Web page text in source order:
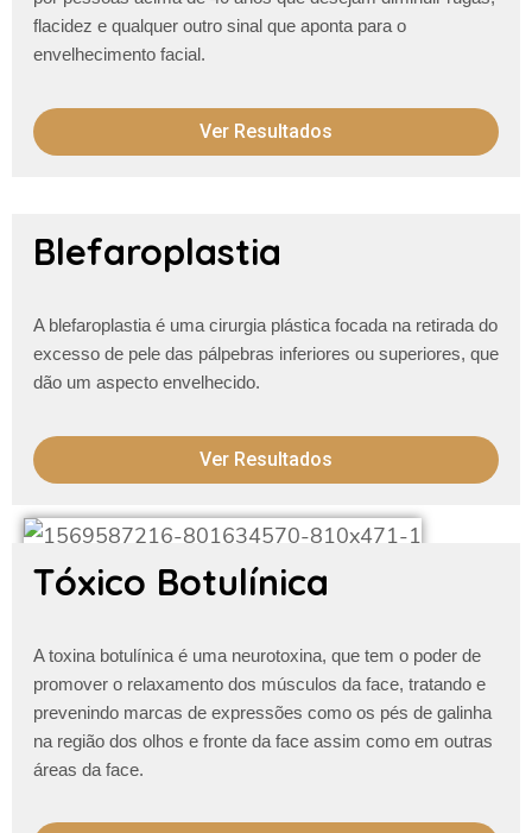
flacidez e qualquer outro sinal que aponta para o
envelhecimento facial.
Ver Resultados
Blefaroplastia
A blefaroplastia é uma cirurgia plástica focada na retirada do
excesso de pele das pálpebras inferiores ou superiores, que
dão um aspecto envelhecido.
Ver Resultados
Tóxico Botulínica
A toxina botulínica é uma neurotoxina, que tem o poder de
promover o relaxamento dos músculos da face, tratando e
prevenindo marcas de expressões como os pés de galinha
na região dos olhos e fronte da face assim como em outras
áreas da face.